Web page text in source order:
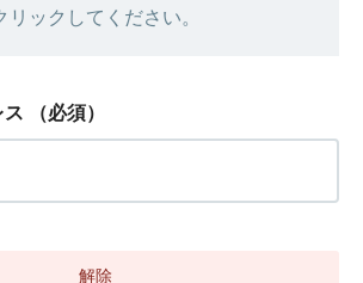
ックしてください。
ス （必須）